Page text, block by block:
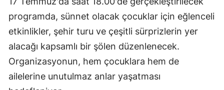
programda, sünnet olacak çocuklar için eğlenceli
etkinlikler, şehir turu ve çeşitli sürprizlerin yer
alacağı kapsamlı bir şölen düzenlenecek.
Organizasyonun, hem çocuklara hem de
ailelerine unutulmaz anlar yaşatması